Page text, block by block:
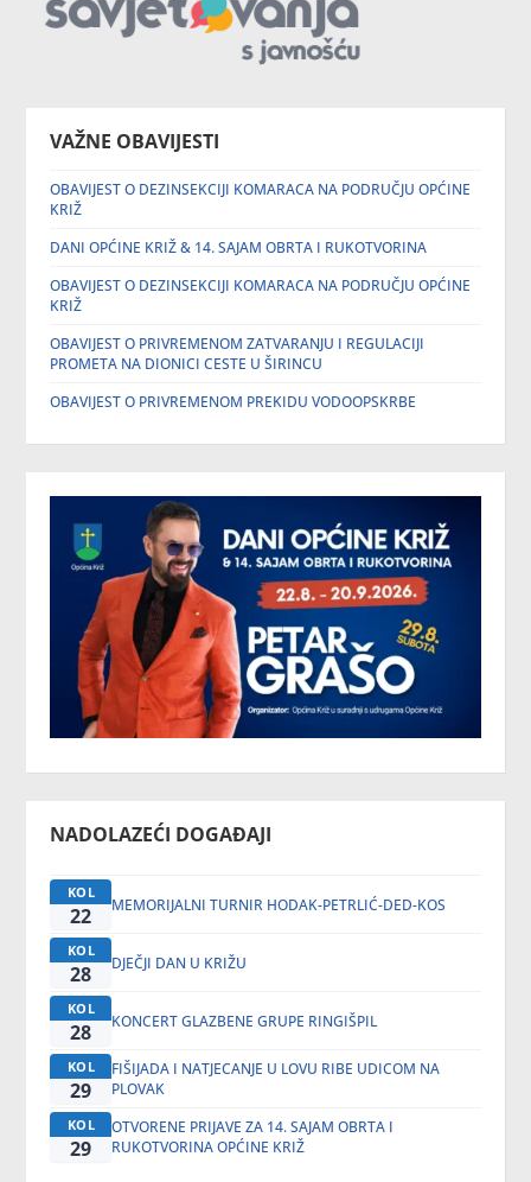
VAŽNE OBAVIJESTI
OBAVIJEST O DEZINSEKCIJI KOMARACA NA PODRUČJU OPĆINE
KRIŽ
DANI OPĆINE KRIŽ & 14. SAJAM OBRTA I RUKOTVORINA
OBAVIJEST O DEZINSEKCIJI KOMARACA NA PODRUČJU OPĆINE
KRIŽ
OBAVIJEST O PRIVREMENOM ZATVARANJU I REGULACIJI
PROMETA NA DIONICI CESTE U ŠIRINCU
OBAVIJEST O PRIVREMENOM PREKIDU VODOOPSKRBE
NADOLAZEĆI DOGAĐAJI
KOL
22 MEMORIJALNI TURNIR HODAK-PETRLIĆ-DED-KOS
KOL
28 DJEČJI DAN U KRIŽU
KOL
28 KONCERT GLAZBENE GRUPE RINGIŠPIL
KOL
29
FIŠIJADA I NATJECANJE U LOVU RIBE UDICOM NA
PLOVAK
KOL
29
OTVORENE PRIJAVE ZA 14. SAJAM OBRTA I
RUKOTVORINA OPĆINE KRIŽ